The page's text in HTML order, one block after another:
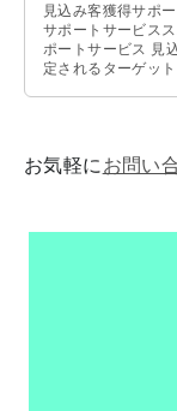
見込み客獲得サポ
サポートサービス
ポートサービス 見
定されるターゲッ
お気軽にお問い